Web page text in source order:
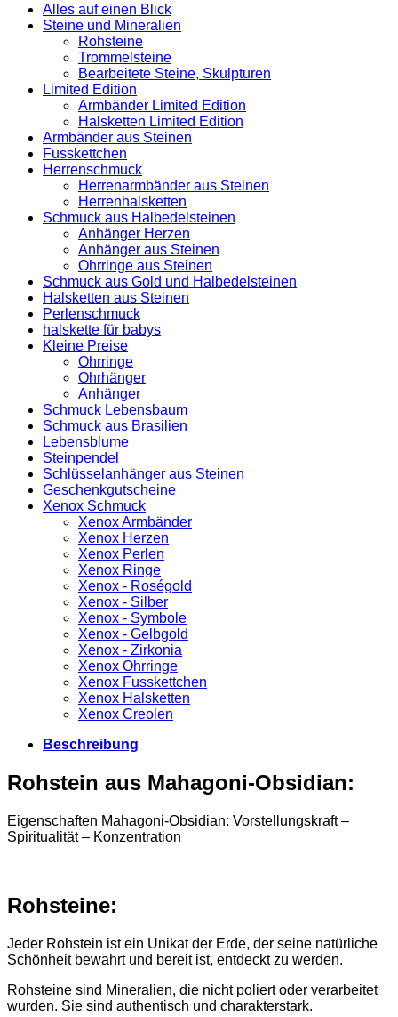
Alles auf einen Blick
Steine und Mineralien
Rohsteine
Trommelsteine
Bearbeitete Steine, Skulpturen
Limited Edition
Armbänder Limited Edition
Halsketten Limited Edition
Armbänder aus Steinen
Fusskettchen
Herrenschmuck
Herrenarmbänder aus Steinen
Herrenhalsketten
Schmuck aus Halbedelsteinen
Anhänger Herzen
Anhänger aus Steinen
Ohrringe aus Steinen
Schmuck aus Gold und Halbedelsteinen
Halsketten aus Steinen
Perlenschmuck
halskette für babys
Kleine Preise
Ohrringe
Ohrhänger
Anhänger
Schmuck Lebensbaum
Schmuck aus Brasilien
Lebensblume
Steinpendel
Schlüsselanhänger aus Steinen
Geschenkgutscheine
Xenox Schmuck
Xenox Armbänder
Xenox Herzen
Xenox Perlen
Xenox Ringe
Xenox - Roségold
Xenox - Silber
Xenox - Symbole
Xenox - Gelbgold
Xenox - Zirkonia
Xenox Ohrringe
Xenox Fusskettchen
Xenox Halsketten
Xenox Creolen
Beschreibung
Rohstein aus Mahagoni-Obsidian:
Eigenschaften Mahagoni-Obsidian: Vorstellungskraft –
Spiritualität – Konzentration
Rohsteine:
Jeder Rohstein ist ein Unikat der Erde, der seine natürliche
Schönheit bewahrt und bereit ist, entdeckt zu werden.
Rohsteine sind Mineralien, die nicht poliert oder verarbeitet
wurden. Sie sind authentisch und charakterstark.